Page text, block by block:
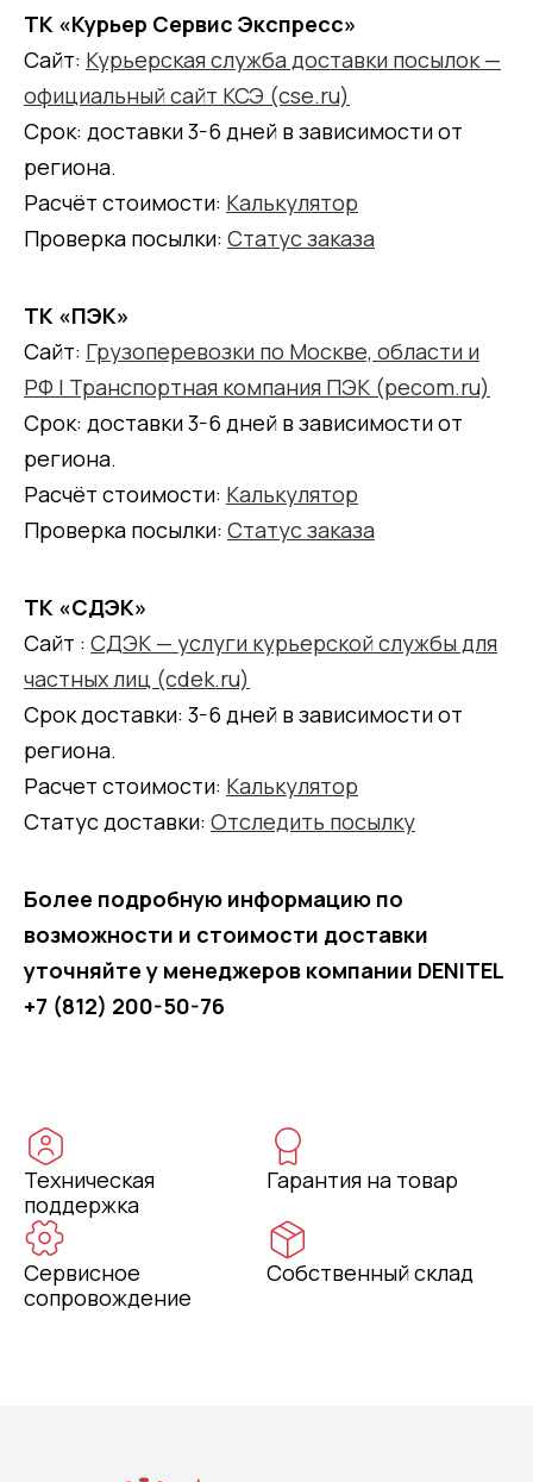
ТК «Курьер Сервис Экспресс»
Сайт: Курьерская служба доставки посылок —
официальный сайт КСЭ (cse.ru)
Срок: доставки 3-6 дней в зависимости от
региона.
Расчёт стоимости: Калькулятор
Проверка посылки: Статус заказа
ТК «ПЭК»
Сайт: Грузоперевозки по Москве, области и
РФ | Транспортная компания ПЭК (pecom.ru)
Срок: доставки 3-6 дней в зависимости от
региона.
Расчёт стоимости: Калькулятор
Проверка посылки: Статус заказа
ТК «СДЭК»
Сайт : СДЭК — услуги курьерской службы для
частных лиц (cdek.ru)
Срок доставки: 3-6 дней в зависимости от
региона.
Расчет стоимости: Калькулятор
Статус доставки: Отследить посылку
Более подробную информацию по
возможности и стоимости доставки
уточняйте у менеджеров компании DENITEL
+7 (812) 200-50-76
Техническая
поддержка
Гарантия на товар
Сервисное
сопровождение
Собственный склад